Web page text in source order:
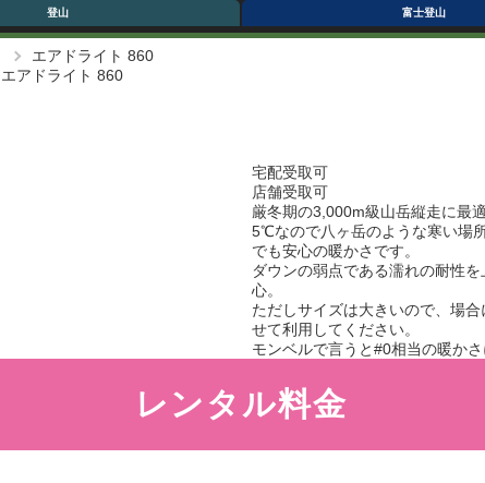
登山 富士登山
エアドライト 860
エアドライト 860
宅配受取可
店舗受取可
厳冬期の3,000m級山岳縦走に最
5℃なので八ヶ岳のような寒い場
でも安心の暖かさです。
ダウンの弱点である濡れの耐性
心。
ただしサイズは大きいので、場
せて利用してください。
モンベルで言うと#0相当の暖か
レンタル料金